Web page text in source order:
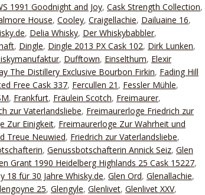
1991 Goodnight and Joy, Cask Strength Collection,
House, Cooley, Craigellachie, Dailuaine 16,
, Delia Whisky, Der Whiskybabbler,
, Dingle, Dingle 2013 PX Cask 102, Dirk Lunken,
, Dufftown, Einselthum, Elexir
The Distillery Exclusive Bourbon Firkin, Fading Hill
Free Cask 337, Fercullen 21 , Fessler Mühle,
, Frankfurt, Fräulein Scotch, Freimaurer,
zur Vaterlandsliebe, Freimaurerloge Friedrich zur
Zur Einigkeit, Freimaurerloge Zur Wahrheit und
Treue Neuwied, Friedrich zur Vaterlandsliebe,
, Genussbotschafterin Annick Seiz, Glen
Grant 1990 Heidelberg Highlands 25 Cask 15227,
18 für 30 Jahre Whisky.de, Glen Ord, Glenallachie,
25, Glengyle, Glenlivet, Glenlivet XXV,